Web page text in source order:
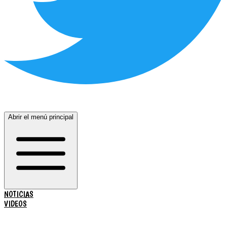
Abrir el menú principal
NOTICIAS
VIDEOS